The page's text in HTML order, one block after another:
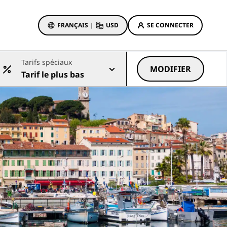
Rewards
réservations
FRANÇAIS | USD SE CONNECTER
Offres d'hôtels
Découvrez nos offres
La magie opère dès les premiers
instants
Deals of the Day
Réservez à l’avance
Voir nos forfaits
Idées de voyage
Hôtels adaptés aux familles
Tarifs spéciaux
Tarif le plus bas MODIFIER